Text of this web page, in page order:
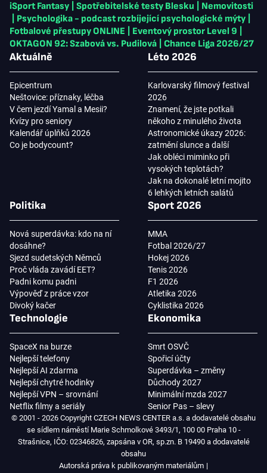
iSport Fantasy
Spotřebitelské testy Blesku
Nemovitosti
Psychologika - podcast rozbíjející psychologické mýty
Fotbalové přestupy ONLINE
Eventový prostor Level 9
OKTAGON 92: Szabová vs. Pudilová
Chance Liga 2026/27
Aktuálně
Epicentrum
Neštovice: příznaky, léčba
V čem jezdí Yamal a Mesii?
Kvízy pro seniory
Kalendář úplňků 2026
Co je bodycount?
Léto 2026
Karlovarský filmový festival
2026
Znamení, že jste potkali
někoho z minulého života
Astronomické úkazy 2026:
zatmění slunce a další
Jak obléci miminko při
vysokých teplotách?
Jak na dokonalé letní mojito
6 lehkých letních salátů
Politika
Nová superdávka: kdo na ní
dosáhne?
Sjezd sudetských Němců
Proč vláda zavádí EET?
Padni komu padni
Výpověď z práce vzor
Divoký kačer
Sport 2026
MMA
Fotbal 2026/27
Hokej 2026
Tenis 2026
F1 2026
Atletika 2026
Cyklistika 2026
Technologie
SpaceX na burze
Nejlepší telefony
Nejlepší AI zdarma
Nejlepší chytré hodinky
Nejlepší VPN – srovnání
Netflix filmy a seriály
Ekonomika
Smrt OSVČ
Spořicí účty
Superdávka – změny
Důchody 2027
Minimální mzda 2027
Senior Pas – slevy
© 2001 - 2026 Copyright CZECH NEWS CENTER a.s. a dodavatelé obsahu
se sídlem náměstí Marie Schmolkové 3493/1, 100 00 Praha 10 -
Strašnice, IČO: 02346826, zapsána v OR, sp.zn. B 19490 a dodavatelé
obsahu
Autorská práva k publikovaným materiálům